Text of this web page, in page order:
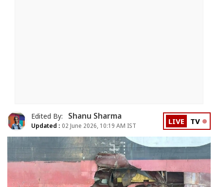
Edited By: Shanu Sharma
Updated : 02 June 2026, 10:19 AM IST LIVE TV